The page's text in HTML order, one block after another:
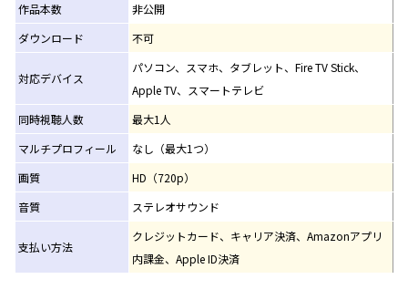
作品本数
非公開
ダウンロード
不可
対応デバイス
パソコン、スマホ、タブレット、Fire TV Stick、
Apple TV、スマートテレビ
同時視聴人数
最大1人
マルチプロフィール
なし（最大1つ）
画質
HD（720p）
音質
ステレオサウンド
支払い方法
クレジットカード、キャリア決済、Amazonアプリ
内課金、Apple ID決済